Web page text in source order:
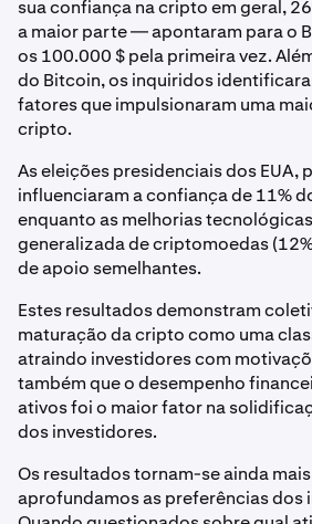
sua confiança na cripto em geral,
a maior parte — apontaram para o
os 100.000 $ pela primeira vez.
do Bitcoin, os inquiridos
fatores que impulsionaram uma
cripto.
As eleições presidenciais dos EUA,
influenciaram a confiança de 11%
enquanto as melhorias
generalizada de criptomoedas
de apoio semelhantes.
Estes resultados demonstram
maturação da cripto como uma
atraindo investidores com
também que o desempenho
ativos foi o maior fator na
dos investidores.
Os resultados tornam-se ainda
aprofundamos as preferências dos